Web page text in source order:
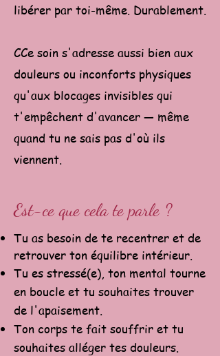
libérer par toi-même. Durablement.
CCe soin s'adresse aussi bien aux
douleurs ou inconforts physiques
qu'aux blocages invisibles qui
t'empêchent d'avancer — même
quand tu ne sais pas d'où ils
viennent.
Est-ce que cela te parle ?
Tu as besoin de te recentrer et de
retrouver ton équilibre intérieur.
Tu es stressé(e), ton mental tourne
en boucle et tu souhaites trouver
de l'apaisement.
Ton corps te fait souffrir et tu
souhaites alléger tes douleurs.